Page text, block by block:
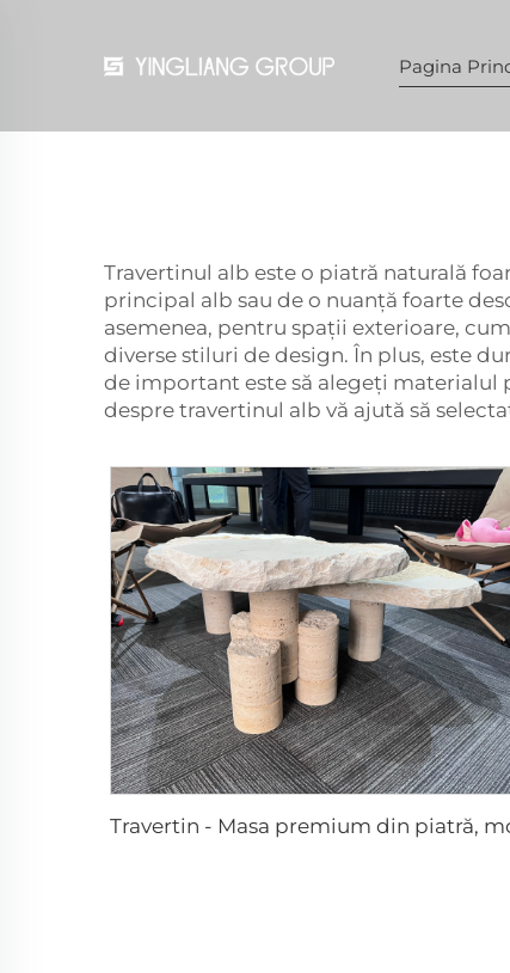
Pagina
Travertinul alb este o piatră naturală
principal alb sau de o nuanță foarte
asemenea, pentru spații exterioare,
diverse stiluri de design. În plus, este
de important este să alegeți materialul
despre travertinul alb vă ajută să